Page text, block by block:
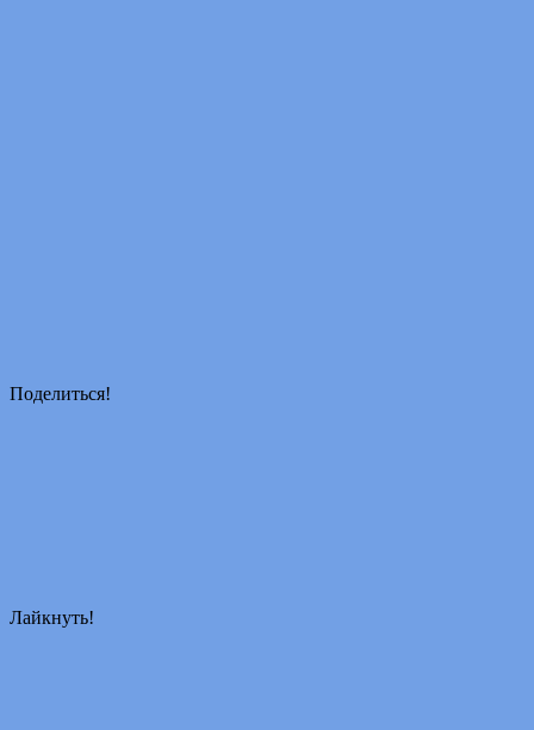
Поделиться!
Лайкнуть!